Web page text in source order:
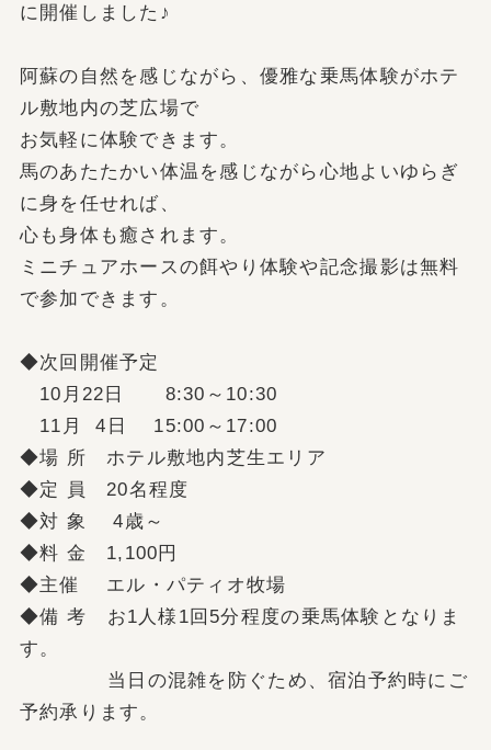
に開催しました♪
阿蘇の自然を感じながら、優雅な乗馬体験がホテ
ル敷地内の芝広場で
お気軽に体験できます。
馬のあたたかい体温を感じながら心地よいゆらぎ
に身を任せれば、
心も身体も癒されます。
ミニチュアホースの餌やり体験や記念撮影は無料
で参加できます。
◆次回開催予定
10月22日 8:30～10:30
11月 4日 15:00～17:00
◆場 所 ホテル敷地内芝生エリア
◆定 員 20名程度
◆対 象 4歳～
◆料 金 1,100円
◆主催 エル・パティオ牧場
◆備 考 お1人様1回5分程度の乗馬体験となりま
す。
当日の混雑を防ぐため、宿泊予約時にご
予約承ります。